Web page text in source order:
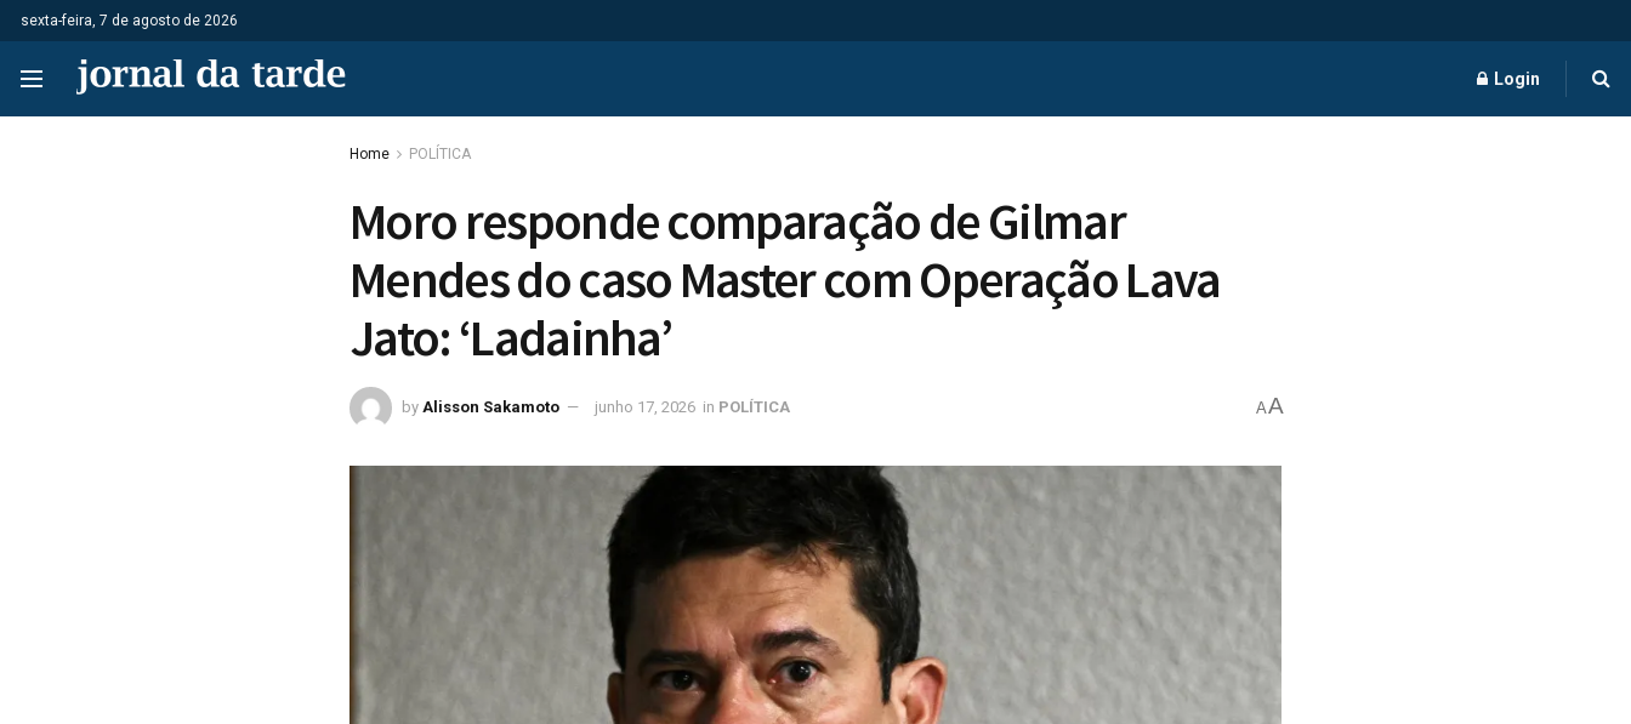
sexta-feira, 7 de agosto de 2026
Login
Home POLÍTICA
Moro responde comparação de Gilmar
Mendes do caso Master com Operação Lava
Jato: ‘Ladainha’
by Alisson Sakamoto junho 17, 2026 in POLÍTICA AA